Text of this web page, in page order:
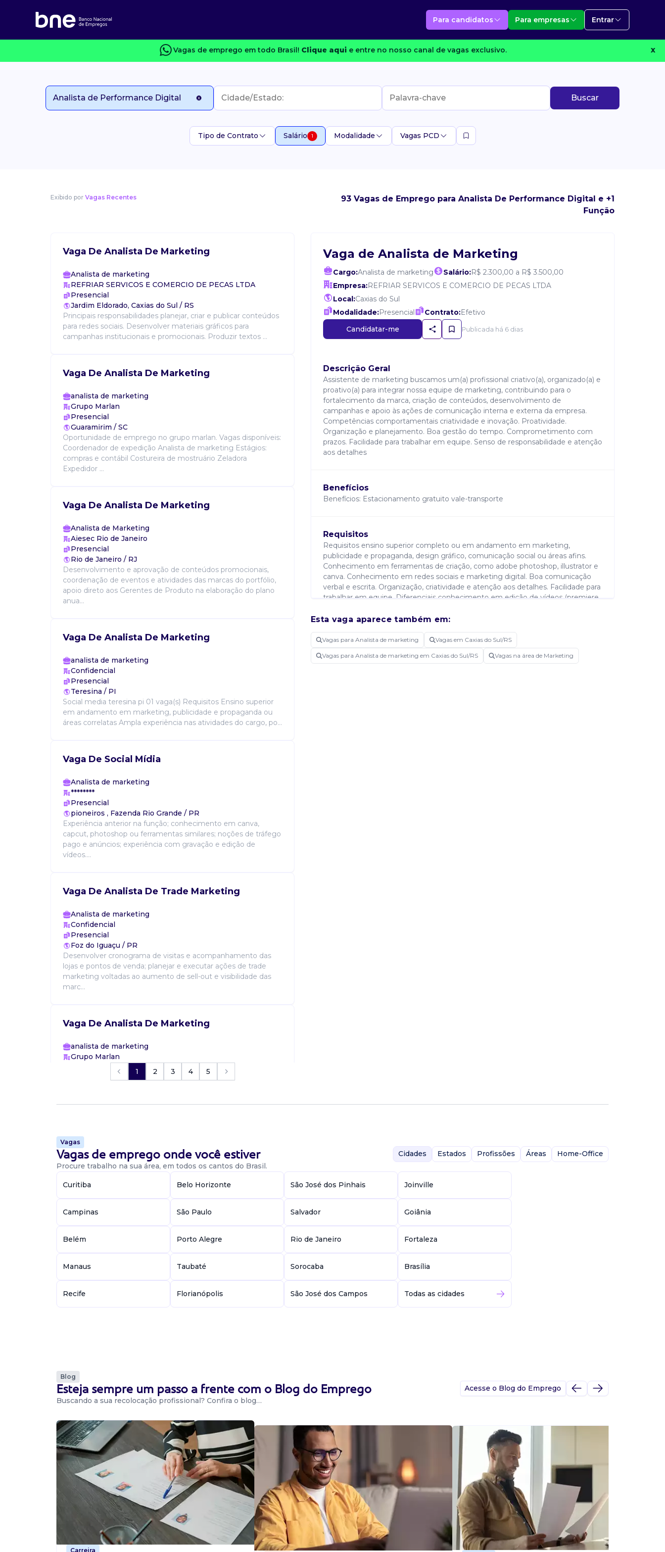
Para candidatos Para empresas Entrar
Vagas de emprego em todo Brasil! Clique aqui e entre no nosso canal de vagas exclusivo. X
Buscar
Tipo de Contrato Salário 1 Modalidade Vagas PCD
Exibido por Vagas Recentes
93 Vagas de Emprego para Analista De Performance Digital e +1
Função
Vaga De Analista De Marketing
Analista de marketing
REFRIAR SERVICOS E COMERCIO DE PECAS LTDA
Presencial
Jardim Eldorado, Caxias do Sul / RS
Principais responsabilidades planejar, criar e publicar conteúdos
para redes sociais. Desenvolver materiais gráficos para
campanhas institucionais e promocionais. Produzir textos ...
Vaga De Analista De Marketing
analista de marketing
Grupo Marlan
Presencial
Guaramirim / SC
Oportunidade de emprego no grupo marlan. Vagas disponíveis:
Coordenador de expedição Analista de marketing Estágios:
compras e contábil Costureira de mostruário Zeladora
Expedidor ...
Vaga De Analista De Marketing
Analista de Marketing
Aiesec Rio de Janeiro
Presencial
Rio de Janeiro / RJ
Desenvolvimento e aprovação de conteúdos promocionais,
coordenação de eventos e atividades das marcas do portfólio,
apoio direto aos Gerentes de Produto na elaboração do plano
anua...
Vaga De Analista De Marketing
analista de marketing
Confidencial
Presencial
Teresina / PI
Social media teresina pi 01 vaga(s) Requisitos Ensino superior
em andamento em marketing, publicidade e propaganda ou
áreas correlatas Ampla experiência nas atividades do cargo, po...
Vaga De Social Mídia
Analista de marketing
********
Presencial
pioneiros , Fazenda Rio Grande / PR
Experiência anterior na função; conhecimento em canva,
capcut, photoshop ou ferramentas similares; noções de tráfego
pago e anúncios; experiência com gravação e edição de
vídeos....
Vaga De Analista De Trade Marketing
Analista de marketing
Confidencial
Presencial
Foz do Iguaçu / PR
Desenvolver cronograma de visitas e acompanhamento das
lojas e pontos de venda; planejar e executar ações de trade
marketing voltadas ao aumento de sell-out e visibilidade das
marc...
Vaga De Analista De Marketing
analista de marketing
Grupo Marlan
Vaga De Analista De Marketing
Confidencial
Presencial
CIC, Curitiba / PR
aos objetivos da diretoria. ? Criar e operacionalizar conteúdo
para redes sociais (instagram, linkedin e demais canais...
Vaga De Analista De Marketing De Influência
Confidencial
estratégicos...
Analista de Marketing
Confidencial
Presencial
Gravataí / RS
Fazer estudo de mercado e de concorrência (benchmarking).
Auxiliar nas ações de branding da marca, visando fortalecer a
imagem da empresa. Criar estratégias para cada parte do funi...
Vaga De Analista De Marketing
1 2 3 4 5
Vaga de Analista de Marketing
Cargo:Analista de marketing Salário:R$ 2.300,00 a R$ 3.500,00
Empresa:REFRIAR SERVICOS E COMERCIO DE PECAS LTDA
Local:Caxias do Sul
Modalidade:Presencial Contrato:Efetivo
Candidatar-me
Publicada há 6 dias
Descrição Geral
Assistente de marketing buscamos um(a) profissional criativo(a), organizado(a) e
proativo(a) para integrar nossa equipe de marketing, contribuindo para o
fortalecimento da marca, criação de conteúdos, desenvolvimento de
campanhas e apoio às ações de comunicação interna e externa da empresa.
Competências comportamentais criatividade e inovação. Proatividade.
Organização e planejamento. Boa gestão do tempo. Comprometimento com
prazos. Facilidade para trabalhar em equipe. Senso de responsabilidade e atenção
aos detalhes
Benefícios
Benefícios: Estacionamento gratuito vale-transporte
Requisitos
Requisitos ensino superior completo ou em andamento em marketing,
publicidade e propaganda, design gráfico, comunicação social ou áreas afins.
Conhecimento em ferramentas de criação, como adobe photoshop, illustrator e
canva. Conhecimento em redes sociais e marketing digital. Boa comunicação
verbal e escrita. Organização, criatividade e atenção aos detalhes. Facilidade para
trabalhar em equipe. Diferenciais conhecimento em edição de vídeos (premiere,
Experiência com e produção de conteúdo. Conhecimento em wordpress ou
marketing.
Esta vaga aparece também em:
Vagas para Analista de marketing Vagas em Caxias do Sul/RS
Vagas para Analista de marketing em Caxias do Sul/RS Vagas na área de Marketing
Vagas
Vagas de emprego onde você estiver
Procure trabalho na sua área, em todos os cantos do Brasil.
Cidades Estados Profissões Áreas Home-Office
Curitiba Belo Horizonte São José dos Pinhais Joinville
Campinas São Paulo Salvador Goiânia
Belém Porto Alegre Rio de Janeiro Fortaleza
Manaus Taubaté Sorocaba Brasília
Recife Florianópolis São José dos Campos Todas as cidades
Blog
Esteja sempre um passo a frente com o Blog do Emprego
Buscando a sua recolocação profissional? Confira o blog…
Acesse o Blog do Emprego
Carreira